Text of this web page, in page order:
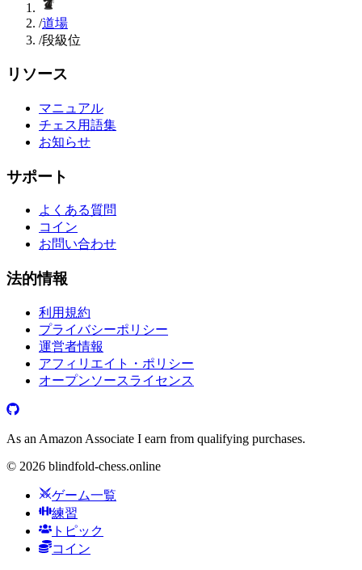
/道場
/段級位
リソース
マニュアル
チェス用語集
お知らせ
サポート
よくある質問
コイン
お問い合わせ
法的情報
利用規約
プライバシーポリシー
運営者情報
アフィリエイト・ポリシー
オープンソースライセンス
As an Amazon Associate I earn from qualifying purchases.
© 2026 blindfold-chess.online
ゲーム一覧
練習
トピック
コイン